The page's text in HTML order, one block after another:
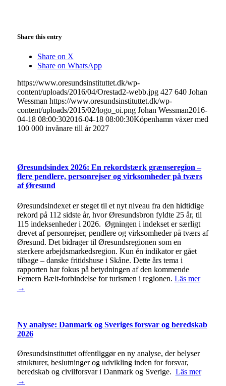
Share this entry
Share on X
Share on WhatsApp
https://www.oresundsinstituttet.dk/wp-
content/uploads/2016/04/Orestad2-webb.jpg 427 640 Johan
Wessman https://www.oresundsinstituttet.dk/wp-
content/uploads/2015/02/logo_oi.png Johan Wessman2016-
04-18 08:00:302016-04-18 08:00:30Köpenhamn växer med
100 000 invånare till år 2027
Øresundsindex 2026: En rekordstærk grænseregion –
flere pendlere, personrejser og virksomheder på tværs
af Øresund
Øresundsindexet er steget til et nyt niveau fra den hidtidige
rekord på 112 sidste år, hvor Øresundsbron fyldte 25 år, til
115 indeksenheder i 2026. Øgningen i indekset er særligt
drevet af personrejser, pendlere og virksomheder på tværs af
Øresund. Det bidrager til Øresundsregionen som en
stærkere arbejdsmarkedsregion. Kun én indikator er gået
tilbage – danske fritidshuse i Skåne. Dette års tema i
rapporten har fokus på betydningen af den kommende
Femern Bælt-forbindelse for turismen i regionen. Läs mer
→
Ny analyse: Danmark og Sveriges forsvar og beredskab
2026
Øresundsinstituttet offentliggør en ny analyse, der belyser
strukturer, beslutninger og udvikling inden for forsvar,
beredskab og civilforsvar i Danmark og Sverige. Läs mer
→